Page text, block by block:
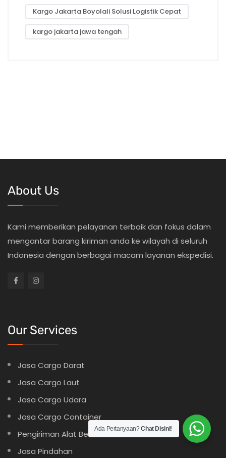
Kargo Jakarta Boyolali Solusi Logistik Cepat
kargo jakarta jawa tengah
About Us
Kami memberikan pelayanan terbaik dan fokus dalam
mengantar barang kiriman anda ke wilayah di seluruh
Indonesia dengan berbagai macam layanan ekspedisi.
Our Services
Jasa Cargo Darat
Jasa Cargo Laut
Jasa Cargo Udara
Jasa Cargo Container
Pengiriman Alat Berat
Jasa Pindahan
Ada Pertanyaan?Chat Disini!